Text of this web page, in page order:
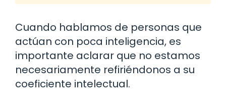
Cuando hablamos de personas que
actúan con poca inteligencia, es
importante aclarar que no estamos
necesariamente refiriéndonos a su
coeficiente intelectual.